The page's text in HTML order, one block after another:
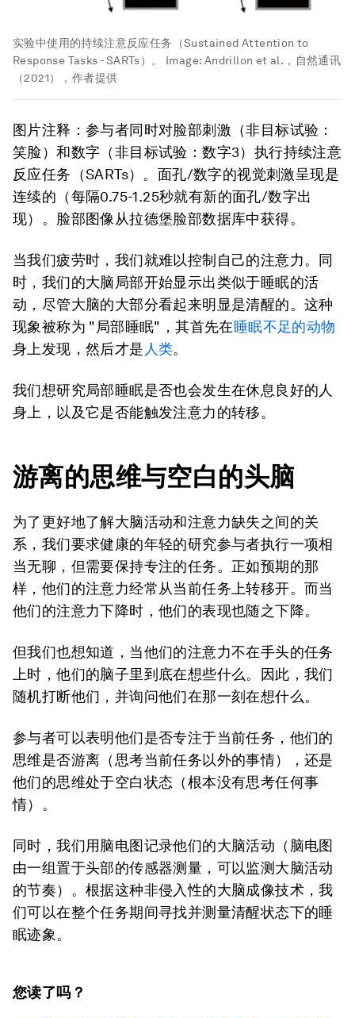
实验中使用的持续注意反应任务（Sustained Attention to
Response Tasks - SARTs）。
Image: Andrillon et al.，自然通讯
（2021），作者提供
图片注释：参与者同时对脸部刺激（非目标试验：
笑脸）和数字（非目标试验：数字3）执行持续注意
反应任务（SARTs）。面孔/数字的视觉刺激呈现是
连续的（每隔0.75-1.25秒就有新的面孔/数字出
现）。脸部图像从拉德堡脸部数据库中获得。
当我们疲劳时，我们就难以控制自己的注意力。同
时，我们的大脑局部开始显示出类似于睡眠的活
动，尽管大脑的大部分看起来明显是清醒的。这种
现象被称为 "局部睡眠"，其首先在睡眠不足的动物
身上发现，然后才是 人类。
我们想研究局部睡眠是否也会发生在休息良好的人
身上，以及它是否能触发注意力的转移。
游离的思维与空白的头脑
为了更好地了解大脑活动和注意力缺失之间的关
系，我们要求健康的年轻的研究参与者执行一项相
当无聊，但需要保持专注的任务。正如预期的那
样，他们的注意力经常从当前任务上转移开。而当
他们的注意力下降时，他们的表现也随之下降。
但我们也想知道，当他们的注意力不在手头的任务
上时，他们的脑子里到底在想些什么。因此，我们
随机打断他们，并询问他们在那一刻在想什么。
参与者可以表明他们是否专注于当前任务，他们的
思维是否游离（思考当前任务以外的事情），还是
他们的思维处于空白状态（根本没有思考任何事
情）。
同时，我们用脑电图记录他们的大脑活动（脑电图
由一组置于头部的传感器测量，可以监测大脑活动
的节奏）。根据这种非侵入性的大脑成像技术，我
们可以在整个任务期间寻找并测量清醒状态下的睡
眠迹象。
您读了吗？